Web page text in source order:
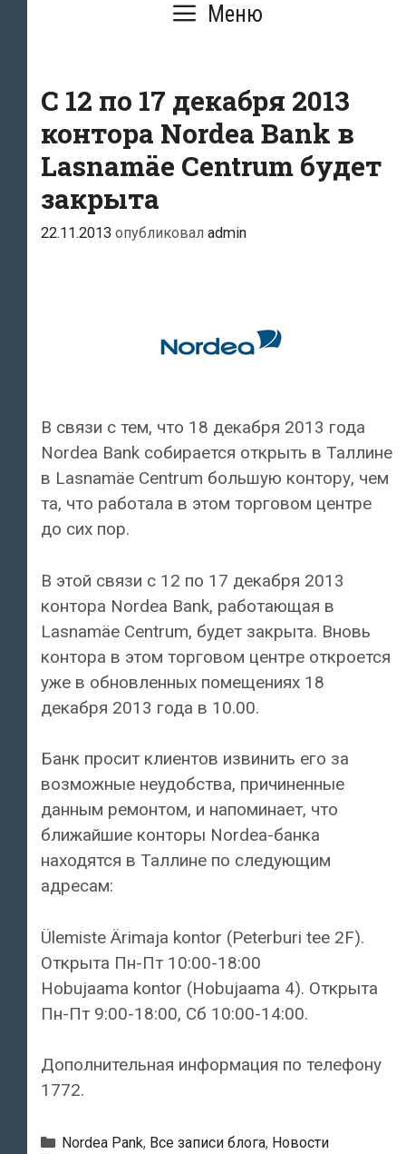
Меню
C 12 по 17 декабря 2013
контора Nordea Bank в
Lasnamäe Centrum будет
закрыта
22.11.2013 опубликовал admin
В связи с тем, что 18 декабря 2013 года
Nordea Bank собирается открыть в Таллине
в Lasnamäe Centrum большую контору, чем
та, что работала в этом торговом центре
до сих пор.
В этой связи с 12 по 17 декабря 2013
контора Nordea Bank, работающая в
Lasnamäe Centrum, будет закрыта. Вновь
контора в этом торговом центре откроется
уже в обновленных помещениях 18
декабря 2013 года в 10.00.
Банк просит клиентов извинить его за
возможные неудобства, причиненные
данным ремонтом, и напоминает, что
ближайшие конторы Nordea-банка
находятся в Таллине по следующим
адресам:
Ülemiste Ärimaja kontor (Peterburi tee 2F).
Открыта Пн-Пт 10:00-18:00
Hobujaama kontor (Hobujaama 4). Открыта
Пн-Пт 9:00-18:00, Сб 10:00-14:00.
Дополнительная информация по телефону
1772.
Рубрики
Nordea Pank, Все записи блога, Новости